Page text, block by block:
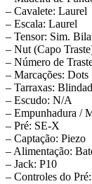
– Cavalete: Laurel
– Escala: Laurel
– Tensor: Sim.
– Nut (Capo
– Número de
– Marcações: Dots
– Tarraxas:
– Escudo: N/A
– Empunhadura /
– Pré: SE-X
– Captação: Piezo
– Alimentação:
– Jack: P10
– Controles do